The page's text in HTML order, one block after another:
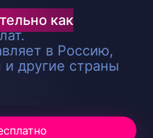
как
в Россию,
и другие страны